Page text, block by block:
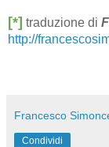
[*] traduzione di
http://
Francesco
Condividi